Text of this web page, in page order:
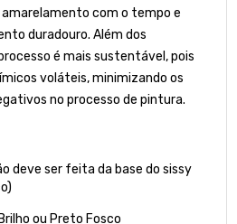
com o tempo e
duradouro. Além dos
é mais sustentável, pois
voláteis, minimizando os
no processo de pintura.
deve ser feita da base do sissy
ou Preto Fosco